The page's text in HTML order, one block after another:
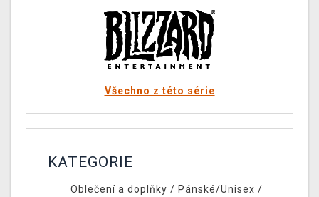
Všechno z této série
KATEGORIE
Oblečení a doplňky / Pánské/Unisex /